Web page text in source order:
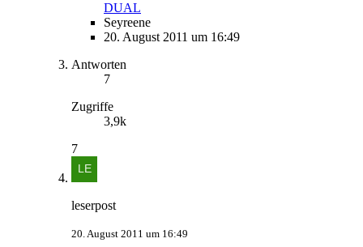
DUAL
Seyreene
20. August 2011 um 16:49
Antworten
7
Zugriffe
3,9k
7
leserpost
20. August 2011 um 16:49